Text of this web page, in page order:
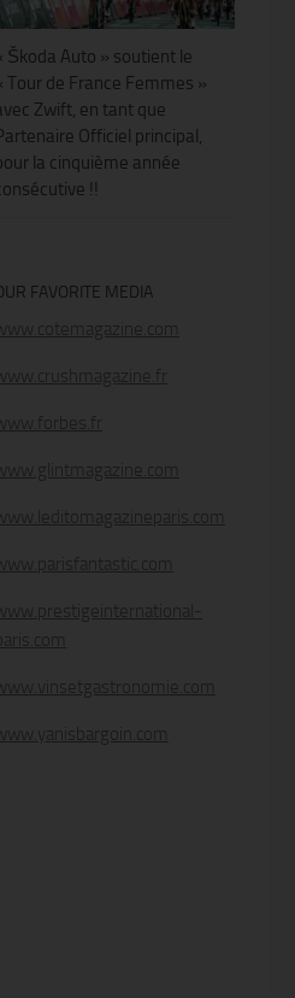
Škoda Auto » soutient le
Tour de France Femmes »
Zwift, en tant que
Officiel principal,
la cinquième année
!!
FAVORITE MEDIA
paris.com